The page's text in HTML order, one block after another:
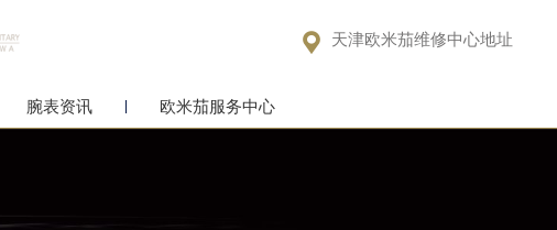
 天津欧米茄维修中心地址
腕表资讯 欧米茄服务中心